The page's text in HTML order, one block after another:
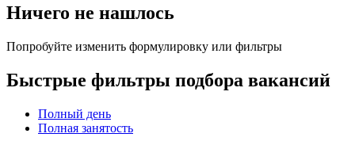
Ничего не нашлось
Попробуйте изменить формулировку или фильтры
Быстрые фильтры подбора вакансий
Полный день
Полная занятость